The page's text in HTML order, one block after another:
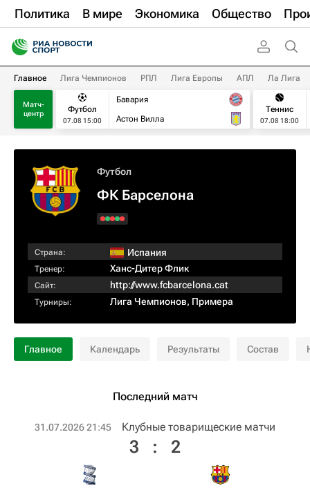
Политика В мире Экономика Общество
Главное Лига Чемпионов РПЛ Лига Европы АПЛ Ла Лига
Матч-
центр
Футбол
07.08 15:00
Бавария
Астон Вилла
Теннис
07.08 18:00
Футбол
ФК Барселона
Страна: Испания
Тренер: Ханс-Дитер Флик
Сайт: http://www.fcbarcelona.cat
Турниры: Лига Чемпионов, Примера
Главное Календарь Результаты Состав
Последний матч
31.07.2026 21:45 Клубные товарищеские матчи
3 : 2